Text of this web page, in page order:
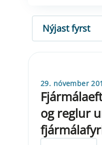
RÖÐUN
29. nóvember
og reglur